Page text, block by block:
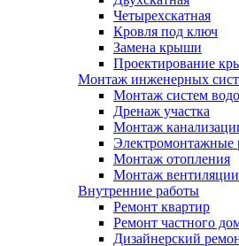
Четырехскатная
Кровля под ключ
Замена крыши
Проектирование
Монтаж инженерных
Монтаж систем
Дренаж участка
Монтаж
Электромонтажные
Монтаж отопления
Монтаж вентиляции
Внутренние работы
Ремонт квартир
Ремонт частного
Дизайнерский